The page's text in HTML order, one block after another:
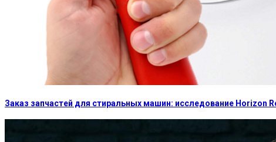
Заказ запчастей для стиральных машин: исследование Horizon